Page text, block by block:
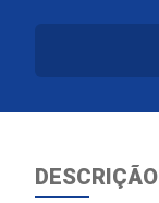
DESCRIÇÃO